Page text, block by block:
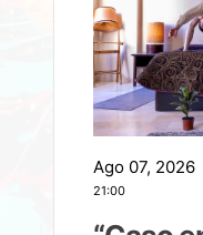
Ago 07, 2026
21:00